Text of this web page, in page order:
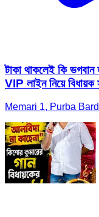
টাকা থাকলেই কি ভগবান
VIP লাইন নিয়ে
Memari 1, Purba